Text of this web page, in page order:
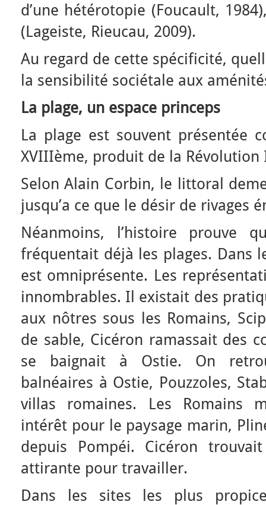
d’une hétérotopie (Foucault,
(Lageiste, Rieucau, 2009).
Au regard de cette spécificité,
la sensibilité sociétale aux
La plage, un espace princeps
La plage est souvent présentée
XVIIIème, produit de la
Selon Alain Corbin, le littoral
jusqu’a ce que le désir de rivages
Néanmoins, l’histoire prouve
fréquentait déjà les plages. Dans
est omniprésente. Les
innombrables. Il existait des
aux nôtres sous les Romains,
de sable, Cicéron ramassait des
se baignait à Ostie. On
balnéaires à Ostie, Pouzzoles,
villas romaines. Les Romains
intérêt pour le paysage marin,
depuis Pompéi. Cicéron
attirante pour travailler.
Dans les sites les plus